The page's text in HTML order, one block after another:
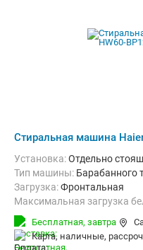
Стиральная машина
Установка:Отдельно
Тип машины: Барабанного
загрузка:Фронтальная
Максимальная загрузка
Количество программ:
Дополнительные функции:
Безопасность:
Защита от
Бесплатная, завтра
карта, наличные,